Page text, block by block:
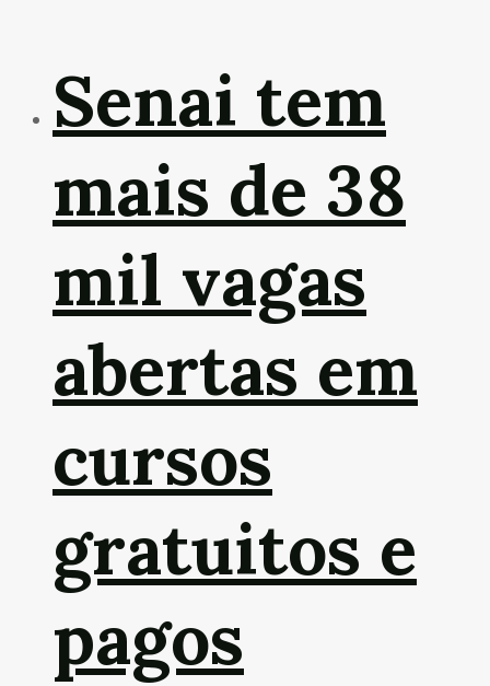
Senai tem
mais de 38
mil vagas
abertas em
cursos
gratuitos e
pagos